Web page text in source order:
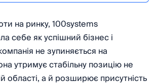
на ринку, 100systems
себе як успішний бізнес і
не зупиняється на
утримує стабільну позицію не
області, а й розширює присутність